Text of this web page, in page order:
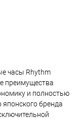
часы Rhythm
преимущества
и полностью
бренда